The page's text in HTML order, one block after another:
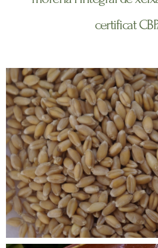
certificat